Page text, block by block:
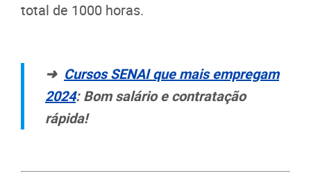
total de 1000 horas.
➜ Cursos SENAI que mais empregam
2024: Bom salário e contratação
rápida!